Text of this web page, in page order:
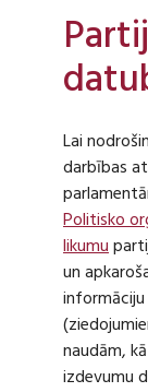
Lai
darbības
Politisko
likumu
un
naudām,
izdevumu